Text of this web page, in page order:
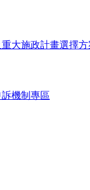
大施政計畫選擇
機制專區